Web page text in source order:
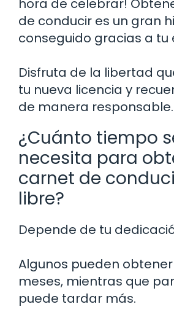
hora de celebrar!
de conducir es un gran
conseguido gracias a tu
Disfruta de la libertad
tu nueva licencia y
de manera responsable.
¿Cuánto tiempo
necesita para
carnet de
libre?
Depende de tu
Algunos pueden
meses, mientras que
puede tardar más.